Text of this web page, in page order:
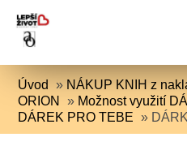
Úvod » NÁKUP KNIH z
ORION
» Možnost využití
DÁREK PRO TEBE »